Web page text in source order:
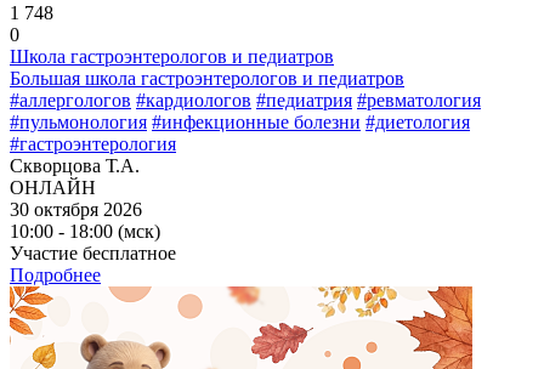
1 748
0
Школа гастроэнтерологов и педиатров
Большая школа гастроэнтерологов и педиатров
#аллергологов #кардиологов #педиатрия #ревматология
#пульмонология #инфекционные болезни #диетология
#гастроэнтерология
Скворцова Т.А.
ОНЛАЙН
30 октября 2026
10:00 - 18:00 (мск)
Участие бесплатное
Подробнее